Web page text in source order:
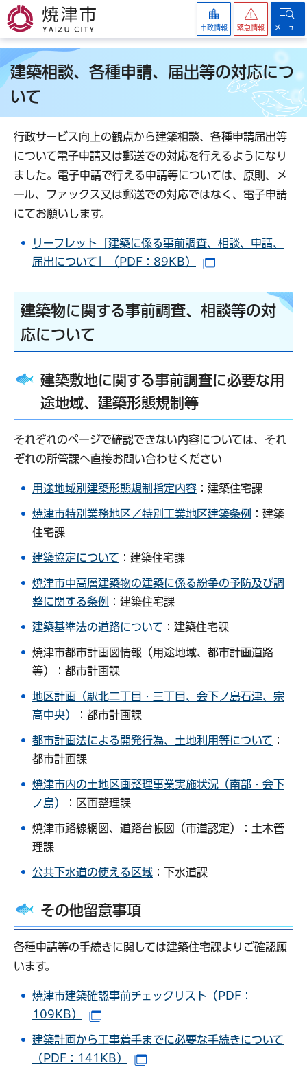
焼津市
市政情報 緊急情報 メニュー
建築相談、各種申請、届出等の対応につ
いて
行政サービス向上の観点から建築相談、各種申請届出等
について電子申請又は郵送での対応を行えるようになり
ました。電子申請で行える申請等については、原則、メ
ール、ファックス又は郵送での対応ではなく、電子申請
にてお願いします。
リーフレット「建築に係る事前調査、相談、申請、
届出について」（PDF：89KB）
建築物に関する事前調査、相談等の対
応について
建築敷地に関する事前調査に必要な用
途地域、建築形態規制等
それぞれのページで確認できない内容については、それ
ぞれの所管課へ直接お問い合わせください
用途地域別建築形態規制指定内容 ：建築住宅課
焼津市特別業務地区／特別工業地区建築条例
：建築
住宅課
建築協定について ：建築住宅課
焼津市中高層建築物の建築に係る紛争の予防及び調
整に関する条例
：建築住宅課
建築基準法の道路について ：建築住宅課
焼津市都市計画図情報（用途地域、都市計画道路
等）：都市計画課
地区計画（駅北二丁目・三丁目、会下ノ島石津、宗
高中央）
：都市計画課
都市計画法による開発行為、土地利用等について ：
都市計画課
焼津市内の土地区画整理事業実施状況（南部・会下
ノ島）
：区画整理課
焼津市路線網図、道路台帳図（市道認定）：土木管
理課
公共下水道の使える区域 ：下水道課
その他留意事項
各種申請等の手続きに関しては建築住宅課よりご確認願
います。
焼津市建築確認事前チェックリスト（PDF：
109KB）
建築計画から工事着手までに必要な手続きについて
（PDF：141KB）